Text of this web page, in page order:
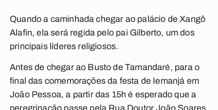
Quando a caminhada chegar ao palácio de Xangô
Alafin, ela será regida pelo pai Gilberto, um dos
principais líderes religiosos.
Antes de chegar ao Busto de Tamandaré, para o
final das comemorações da festa de Iemanjá em
João Pessoa, a partir das 15h é esperado que a
peregrinação passe pela Rua Doutor João Soares